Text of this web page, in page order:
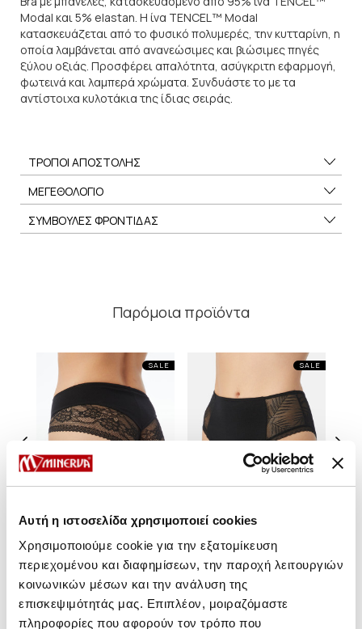
Αυτή η ιστοσελίδα χρησιμοποιεί cookies
Χρησιμοποιούμε cookie για την εξατομίκευση
περιεχομένου και διαφημίσεων, την παροχή λειτουργιών
κοινωνικών μέσων και την ανάλυση της
επισκεψιμότητάς μας. Επιπλέον, μοιραζόμαστε
πληροφορίες που αφορούν τον τρόπο που
Modal και 5% elastan. H ίνα TENCEL™ Modal
κατασκευάζεται από το φυσικό πολυμερές, την κυτταρίνη, η
οποία λαμβάνεται από ανανεώσιμες και βιώσιμες πηγές
ξύλου οξιάς. Προσφέρει απαλότητα, ασύγκριτη εφαρμογή,
φωτεινά και λαμπερά χρώματα. Συνδυάστε το με τα
αντίστοιχα κυλοτάκια της ίδιας σειράς.
ΤΡΟΠΟΙ ΑΠΟΣΤΟΛΗΣ
ΜΕΓΕΘΟΛΟΓΙΟ
ΣΥΜΒΟΥΛΕΣ ΦΡΟΝΤΙΔΑΣ
Παρόμοια προϊόντα
SALE
Softie TENCEL™ Modal
Γυναικεία Culotte με
δαντέλα
18,50 €15,70 €
SALE
Softie TENCEL™ Modal
Γυνακεία Midi Culotte με
τούλι
17,40 €14,75 €